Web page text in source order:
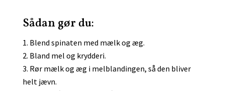
Sådan gør du:
Blend spinaten med mælk og æg.
Bland mel og krydderi.
Rør mælk og æg i melblandingen, så den bliver
helt jævn.